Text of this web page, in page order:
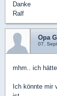
Danke
Ralf
Opa
07.
mhm.. ich
Ich könnte mir